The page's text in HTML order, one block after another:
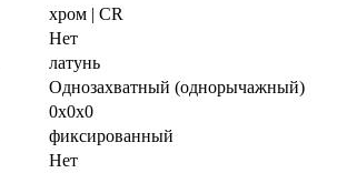
хром | CR
Нет
латунь
Однозахватный (однорычажный)
0x0x0
фиксированный
Нет